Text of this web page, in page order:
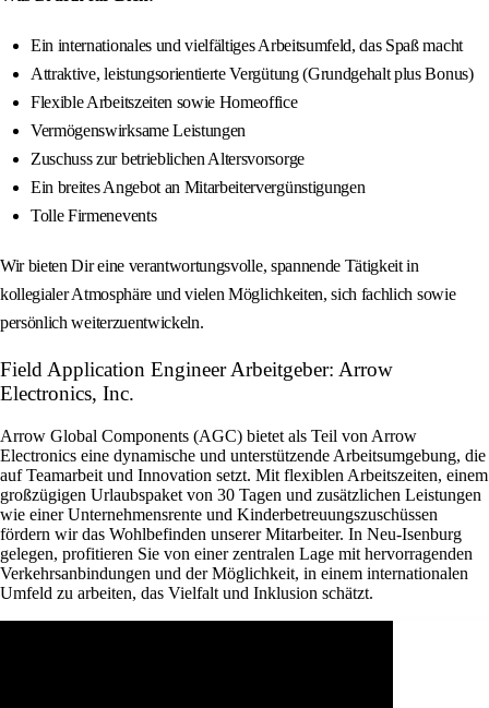
Ein internationales und vielfältiges Arbeitsumfeld, das Spaß macht
Attraktive, leistungsorientierte Vergütung (Grundgehalt plus Bonus)
Flexible Arbeitszeiten sowie Homeoffice
Vermögenswirksame Leistungen
Zuschuss zur betrieblichen Altersvorsorge
Ein breites Angebot an Mitarbeitervergünstigungen
Tolle Firmenevents
Wir bieten Dir eine verantwortungsvolle, spannende Tätigkeit in
kollegialer Atmosphäre und vielen Möglichkeiten, sich fachlich sowie
persönlich weiterzuentwickeln.
Field Application Engineer Arbeitgeber: Arrow
Electronics, Inc.
Arrow Global Components (AGC) bietet als Teil von Arrow
Electronics eine dynamische und unterstützende Arbeitsumgebung, die
auf Teamarbeit und Innovation setzt. Mit flexiblen Arbeitszeiten, einem
großzügigen Urlaubspaket von 30 Tagen und zusätzlichen Leistungen
wie einer Unternehmensrente und Kinderbetreuungszuschüssen
fördern wir das Wohlbefinden unserer Mitarbeiter. In Neu-Isenburg
gelegen, profitieren Sie von einer zentralen Lage mit hervorragenden
Verkehrsanbindungen und der Möglichkeit, in einem internationalen
Umfeld zu arbeiten, das Vielfalt und Inklusion schätzt.